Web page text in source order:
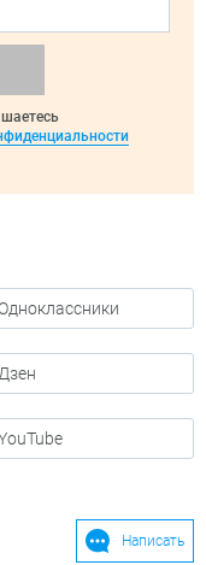
Дзен
Написать